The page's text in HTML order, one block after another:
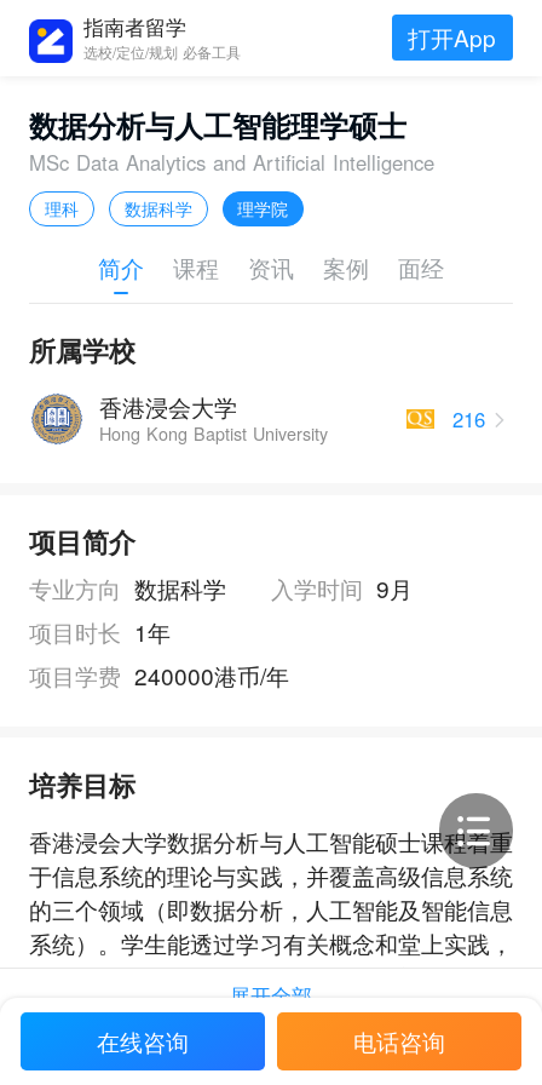
指南者留学
选校/定位/规划 必备工具 打开App
数据分析与人工智能理学硕士
MSc Data Analytics and Artificial Intelligence
理科 数据科学 理学院
简介 课程 资讯 案例 面经
所属学校
香港浸会大学
Hong Kong Baptist University
216
项目简介
专业方向 数据科学 入学时间 9月
项目时长 1年
项目学费 240000港币/年
培养目标
香港浸会大学数据分析与人工智能硕士课程着重
于信息系统的理论与实践，并覆盖高级信息系统
的三个领域（即数据分析，人工智能及智能信息
系统）。学生能透过学习有关概念和堂上实践，
以解决信息系统领域的实际问题。完成本课程
后，学生将具备：1. 掌握数据分析，人工智能
和智能信息系统的核心概念和技术。2. 运用数
据分析、人工智能，智能信息系统和有关技术，
展开全部
在线咨询 电话咨询